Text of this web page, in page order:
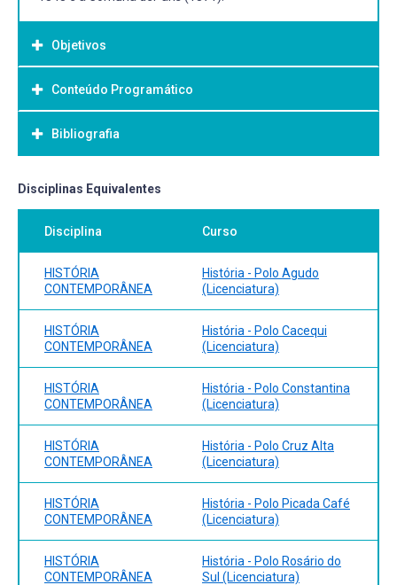
Objetivos
Objetivo Geral:
- Compreender como se deu a formação do mundo
contemporâneo, atravésda ascensão e fortalecimento do
- Discutir os processos da revolução industrial e da
revolução francesa, comoprovocadores de profundas
- Problematizar as revoluções do século XIX.
- Discutir as teorias políticas que embasaram os
movimentos revolucionários econtrarrevolucionários dos
séculos XIX e XX.
Conteúdo Programático
Bibliografia
Bibliografia Básica:
HOBSBAWM, Eric. A era das revoluções. Rio de Janeiro:
Editora Paz e Terra, 1987. HOBSBAWM, Eric. A era do
capital. Rio de Janeiro: Editora Paz e Terra, 1988.
HOBSBAWM, Eric. A era dos impérios. Rio de Janeiro:
Editora Paz e Terra, 1989. REMOND, René. O século XIX.
1815-1914. São Paulo: Editora Cultrix, 1990.
Bibliografia Complementar:
Paulo: Editora Companhia das Letras, 1985. HOBSBAWM,
Eric. Mundos do trabalho: novos estudos sobre a história
HOBSBAWM, Eric. Nações e nacionalismos. 2.ª edição. Rio
de Janeiro: Editora Paz e Terra, 1998. PERROT, Michele.
Os excluídos da história: operários, mulheres e
prisioneiros. Rio de Janeiro: Editora Paz e Terra, 1988.
THOMPSON, Edward P. A formação da classe operária
inglesa. Rio de Janeiro: Editora Paz e Terra, 1987. Vols. I, II
e III.
Disciplinas Equivalentes
Disciplina Curso
HISTÓRIA
CONTEMPORÂNEA
História - Polo Agudo
(Licenciatura)
HISTÓRIA
CONTEMPORÂNEA
História - Polo Cacequi
(Licenciatura)
HISTÓRIA
CONTEMPORÂNEA
História - Polo Constantina
(Licenciatura)
HISTÓRIA
CONTEMPORÂNEA
História - Polo Cruz Alta
(Licenciatura)
HISTÓRIA
CONTEMPORÂNEA
História - Polo Picada Café
(Licenciatura)
HISTÓRIA
CONTEMPORÂNEA
História - Polo Rosário do
Sul (Licenciatura)